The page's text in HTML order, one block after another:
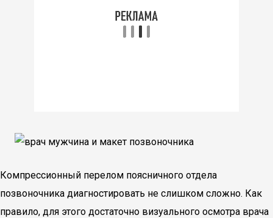
Компрессионный перелом поясничного отдела
позвоночника диагностировать не слишком сложно. Как
правило, для этого достаточно визуального осмотра врача